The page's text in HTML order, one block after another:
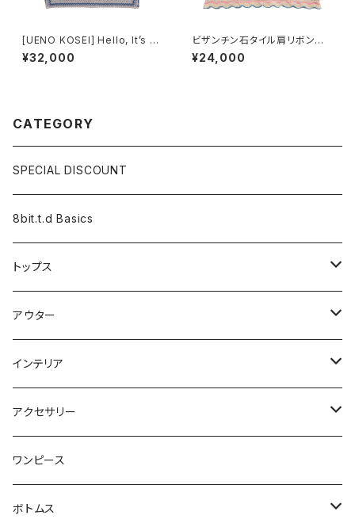
[UENO KOSEI] Hello, It’s M
e. バンダナ柄ニットメッシュ半袖
シャツ グレー青
¥32,000
ビザンチン石タイル肩リボンキャ
ミソールベスト
¥24,000
CATEGORY
SPECIAL DISCOUNT
8bit.t.d Basics
トップス
長袖
半袖
ベスト
アウター
カーディガン
ジャケット
ベストジャケット
インテリア
タペストリー
ブランケット
クッション
アクセサリー
靴下
マフラー
ワンピース
ボトムス